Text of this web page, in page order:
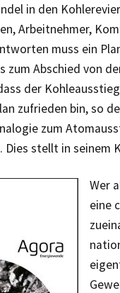
in den
Arbeitnehmer,
muss ein
zum Abschied von
der
zufrieden bin, so
zum
Dies stellt in seinem
Wer
eine